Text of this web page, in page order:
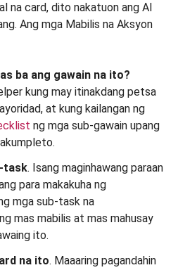
na card, dito nakatuon ang AI
Ang mga Mabilis na Aksyon
ba ang gawain na ito?
kung may itinakdang petsa
at kung kailangan ng
ng mga sub-gawain upang
task. Isang maginhawang paraan
para makakuha ng
mga sub-task na
mas mabilis at mas mahusay
ito.
na ito. Maaaring pagandahin